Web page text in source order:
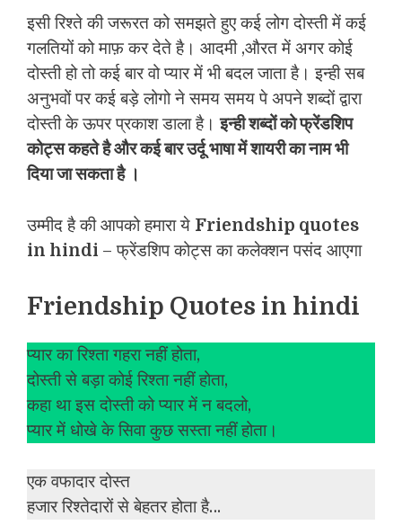
इसी रिश्ते की जरूरत को समझते हुए कई लोग दोस्ती में कई
गलतियों को माफ़ कर देते है। आदमी ,औरत में अगर कोई
दोस्ती हो तो कई बार वो प्यार में भी बदल जाता है। इन्ही सब
अनुभवों पर कई बड़े लोगो ने समय समय पे अपने शब्दों द्वारा
दोस्ती के ऊपर प्रकाश डाला है।इन्ही शब्दों को फ्रेंडशिप
कोट्स कहते है और कई बार उर्दू भाषा में शायरी का नाम भी
दिया जा सकता है ।
उम्मीद है की आपको हमारा ये Friendship quotes
in hindi – फ्रेंडशिप कोट्स का कलेक्शन पसंद आएगा
Friendship Quotes in hindi
प्यार का रिश्ता गहरा नहीं होता,
दोस्ती से बड़ा कोई रिश्ता नहीं होता,
कहा था इस दोस्ती को प्यार में न बदलो,
प्यार में धोखे के सिवा कुछ सस्ता नहीं होता।
एक वफादार दोस्त
हजार रिश्तेदारों से बेहतर होता है…